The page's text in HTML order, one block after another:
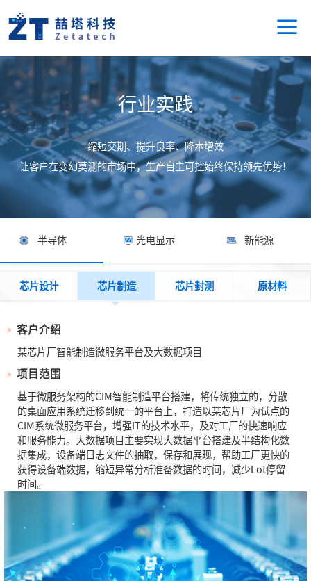
行业实践
缩短交期、提升良率、降本增效
让客户在变幻莫测的市场中，生产自主可控始终保持领先优势！
半导体 光电显示 新能源
芯片设计 芯片制造 芯片封测 原材料
客户介绍
某芯片厂智能制造微服务平台及大数据项目
项目范围
基于微服务架构的CIM智能制造平台搭建，将传统独立的，分散
的桌面应用系统迁移到统一的平台上，打造以某芯片厂为试点的
CIM系统微服务平台，增强IT的技术水平，及对工厂的快速响应
和服务能力。大数据项目主要实现大数据平台搭建及半结构化数
据集成，设备端日志文件的抽取，保存和展现，帮助工厂更快的
获得设备端数据，缩短异常分析准备数据的时间，减少Lot停留
时间。